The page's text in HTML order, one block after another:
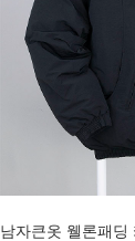
남자큰옷 웰론패딩